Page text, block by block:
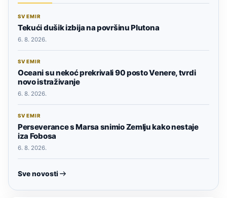
SVEMIR
Tekući dušik izbija na površinu Plutona
6. 8. 2026.
SVEMIR
Oceani su nekoć prekrivali 90 posto Venere, tvrdi
novo istraživanje
6. 8. 2026.
SVEMIR
Perseverance s Marsa snimio Zemlju kako nestaje
iza Fobosa
6. 8. 2026.
Sve novosti